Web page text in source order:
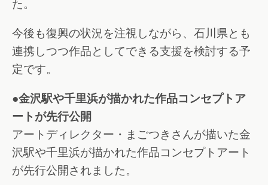
た。
今後も復興の状況を注視しながら、石川県とも
連携しつつ作品としてできる支援を検討する予
定です。
●金沢駅や千里浜が描かれた作品コンセプトア
ートが先行公開
アートディレクター・まごつきさんが描いた金
沢駅や千里浜が描かれた作品コンセプトアート
が先行公開されました。